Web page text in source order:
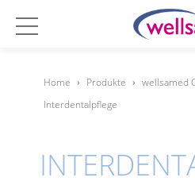
Home › Produkte › wellsamed
Interdentalpflege